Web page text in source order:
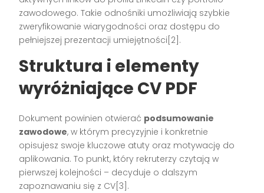
zawodowego. Takie odnośniki umożliwiają szybkie
zweryfikowanie wiarygodności oraz dostępu do
pełniejszej prezentacji umiejętności[2].
Struktura i elementy
wyróżniające CV PDF
Dokument powinien otwierać podsumowanie
zawodowe, w którym precyzyjnie i konkretnie
opisujesz swoje kluczowe atuty oraz motywację do
aplikowania. To punkt, który rekruterzy czytają w
pierwszej kolejności – decyduje o dalszym
zapoznawaniu się z CV[3].